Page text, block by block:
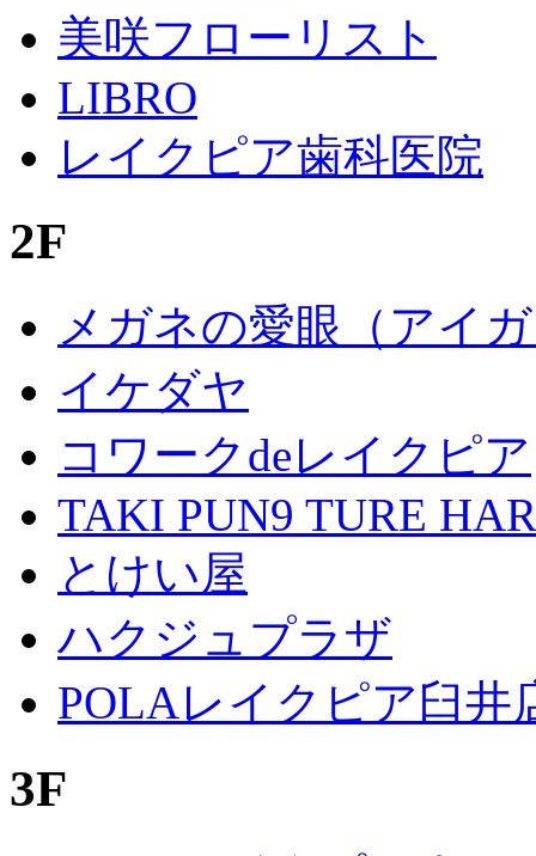
美咲フローリスト
LIBRO
レイクピア歯科医院
2F
メガネの愛眼（アイ
イケダヤ
コワークdeレイクピア
TAKI PUN9 TURE
とけい屋
ハクジュプラザ
POLAレイクピア臼井
3F